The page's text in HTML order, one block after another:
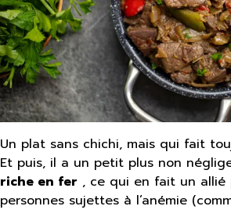
Un plat sans chichi, mais qui fait
Et puis, il a un petit plus non
riche en fer , ce qui en fait un allié
personnes sujettes à l’anémie